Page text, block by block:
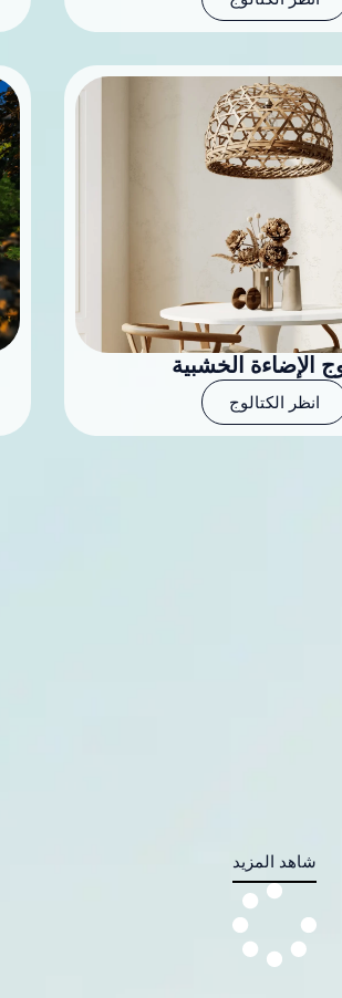
الإضاءة الخشبية
انظر الكتالوج
شاهد المزيد